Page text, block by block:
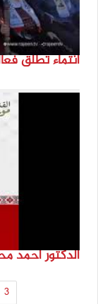
3